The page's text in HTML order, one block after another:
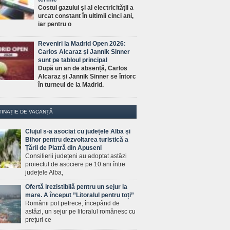
Costul gazului și al electricității a
urcat constant în ultimii cinci ani,
iar pentru o
Reveniri la Madrid Open 2026:
Carlos Alcaraz și Jannik Sinner
sunt pe tabloul principal
După un an de absență, Carlos
Alcaraz și Jannik Sinner se întorc
în turneul de la Madrid.
DE VACANȚĂ
Clujul s-a asociat cu județele Alba și
Bihor pentru dezvoltarea turistică a
Țării de Piatră din Apuseni
Consilierii județeni au adoptat astăzi
proiectul de asociere pe 10 ani între
județele Alba,
Ofertă irezistibilă pentru un sejur la
mare. A început ”Litoralul pentru toți”
Românii pot petrece, începând de
astăzi, un sejur pe litoralul românesc cu
preţuri ce